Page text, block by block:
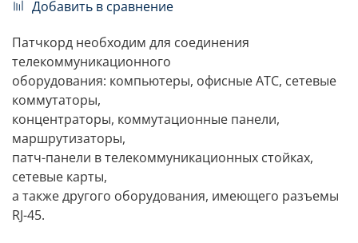
Добавить в сравнение
Патчкорд необходим для соединения
телекоммуникационного
оборудования: компьютеры, офисные АТС, сетевые
коммутаторы,
концентраторы, коммутационные панели,
маршрутизаторы,
патч-панели в телекоммуникационных стойках,
сетевые карты,
а также другого оборудования, имеющего разъемы
RJ-45.